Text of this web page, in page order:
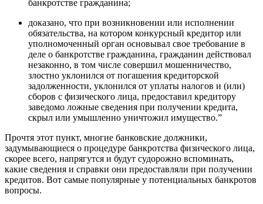
банкротстве гражданина;
доказано, что при возникновении или исполнении
обязательства, на котором конкурсный кредитор или
уполномоченный орган основывал свое требование в
деле о банкротстве гражданина, гражданин действовал
незаконно, в том числе совершил мошенничество,
злостно уклонился от погашения кредиторской
задолженности, уклонился от уплаты налогов и (или)
сборов с физического лица, предоставил кредитору
заведомо ложные сведения при получении кредита,
скрыл или умышленно уничтожил имущество.”
Прочтя этот пункт, многие банковские должники,
задумывающиеся о процедуре банкротства физического лица,
скорее всего, напрягутся и будут судорожно вспоминать,
какие сведения и справки они предоставляли при получении
кредитов. Вот самые популярные у потенциальных банкротов
вопросы.